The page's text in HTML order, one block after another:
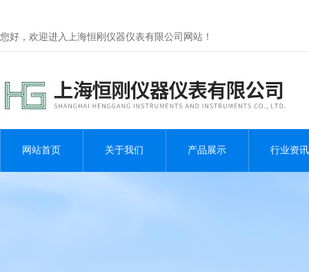
您好，欢迎进入上海恒刚仪器仪表有限公司网站！
网站首页 关于我们 产品展示 行业资讯